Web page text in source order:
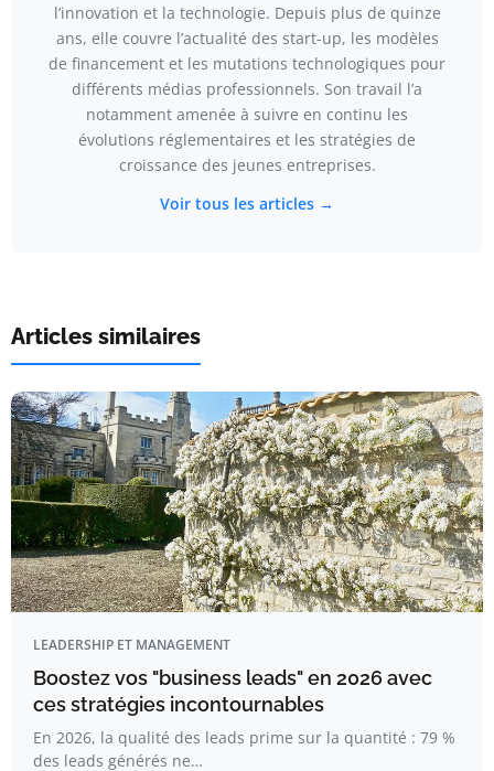
l’innovation et la technologie. Depuis plus de quinze
ans, elle couvre l’actualité des start-up, les modèles
de financement et les mutations technologiques pour
différents médias professionnels. Son travail l’a
notamment amenée à suivre en continu les
évolutions réglementaires et les stratégies de
croissance des jeunes entreprises.
Voir tous les articles →
Articles similaires
LEADERSHIP ET MANAGEMENT
Boostez vos "business leads" en 2026 avec
ces stratégies incontournables
En 2026, la qualité des leads prime sur la quantité : 79 %
des leads générés ne…